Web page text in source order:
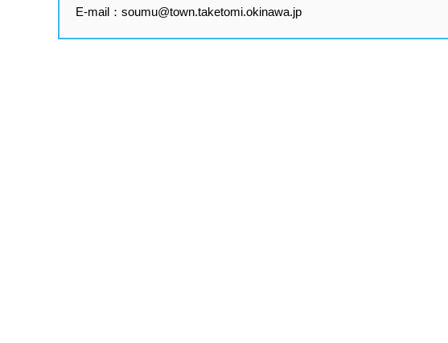
E-mail：soumu@town.taketomi.okinawa.jp